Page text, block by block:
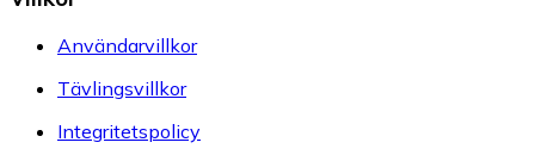
Användarvillkor
Tävlingsvillkor
Integritetspolicy